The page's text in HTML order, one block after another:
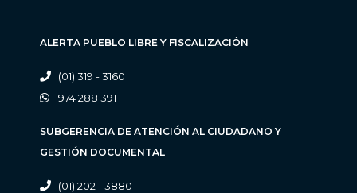
ALERTA PUEBLO LIBRE Y FISCALIZACIÓN
(01) 319 - 3160
974 288 391
SUBGERENCIA DE ATENCIÓN AL CIUDADANO Y
GESTIÓN DOCUMENTAL
(01) 202 - 3880